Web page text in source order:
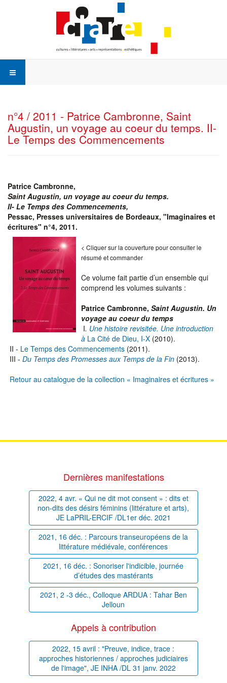
n°4 / 2011 - Patrice Cambronne, Saint
Augustin, un voyage au coeur du temps. II-
Le Temps des Commencements
Patrice Cambronne,
Saint Augustin, un voyage au coeur du temps.
II- Le Temps des Commencements,
Pessac, Presses universitaires de Bordeaux, "Imaginaires et
écritures" n°4, 2011.
< Cliquer sur la couverture pour consulter le
résumé et commander
Ce volume fait partie d’un ensemble qui
comprend les volumes suivants :
Patrice Cambronne, Saint Augustin. Un
voyage au coeur du temps
I. Une histoire revisitée. Une introduction
à La Cité de Dieu, I-X (2010).
II - Le Temps des Commencements (2011).
III - Du Temps des Promesses aux Temps de la Fin (2013).
Retour au catalogue de la collection « Imaginaires et écritures »
Dernières manifestations
2022, 4 avr. « Qui ne dit mot consent » : dits et
non-dits des désirs féminins (littérature et arts),
JE LaPRIL-ERCIF /DL1er déc. 2021
2021, 16 déc. : Parcours transeuropéens de la
littérature médiévale, conférences
2021, 16 déc. : Sonoriser l'indicible, journée
d’études des mastérants
2021, 2 -3 déc., Colloque ARDUA : Tahar Ben
Jelloun
Appels à contribution
2022, 15 avril : "Preuve, indice, trace :
approches historiennes / approches judiciaires
de l'image", JE INHA /DL 31 janv. 2022